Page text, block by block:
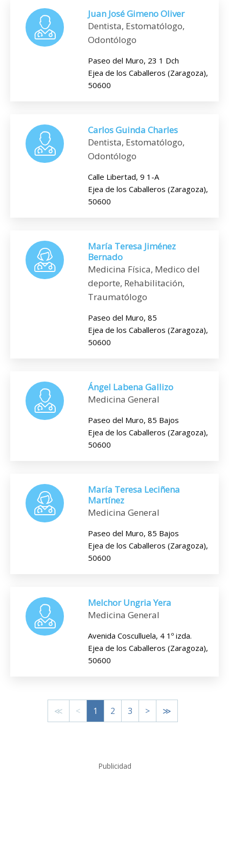
Juan José Gimeno Oliver
Dentista, Estomatólogo,
Odontólogo
Paseo del Muro, 23 1 Dch
Ejea de los Caballeros (Zaragoza),
50600
Carlos Guinda Charles
Dentista, Estomatólogo,
Odontólogo
Calle Libertad, 9 1-A
Ejea de los Caballeros (Zaragoza),
50600
María Teresa Jiménez
Bernado
Medicina Física, Medico del
deporte, Rehabilitación,
Traumatólogo
Paseo del Muro, 85
Ejea de los Caballeros (Zaragoza),
50600
Ángel Labena Gallizo
Medicina General
Paseo del Muro, 85 Bajos
Ejea de los Caballeros (Zaragoza),
50600
María Teresa Leciñena
Martínez
Medicina General
Paseo del Muro, 85 Bajos
Ejea de los Caballeros (Zaragoza),
50600
Melchor Ungria Yera
Medicina General
Avenida Cosculluela, 4 1º izda.
Ejea de los Caballeros (Zaragoza),
50600
≪ < 1 2 3 > ≫
Publicidad